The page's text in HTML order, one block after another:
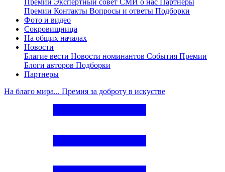
Премии Экспертный совет СМИ о нас Партнеры
Премии Контакты Вопросы и ответы Подборки
Фото и видео
Сокровищница
На общих началах
Новости
Благие вести Новости номинантов События Премии
Блоги авторов Подборки
Партнеры
На благо мира... Премия за доброту в искустве